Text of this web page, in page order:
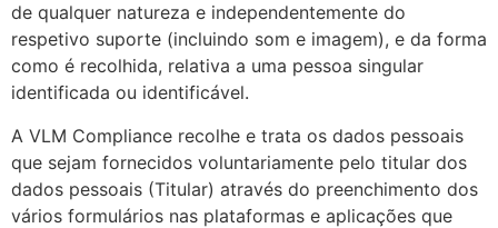
de qualquer natureza e independentemente do
respetivo suporte (incluindo som e imagem), e da forma
como é recolhida, relativa a uma pessoa singular
identificada ou identificável.
A VLM Compliance recolhe e trata os dados pessoais
que sejam fornecidos voluntariamente pelo titular dos
dados pessoais (Titular) através do preenchimento dos
vários formulários nas plataformas e aplicações que